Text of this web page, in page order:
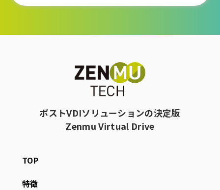
ポストVDIソリューションの決定版
Zenmu Virtual Drive
TOP
特徴